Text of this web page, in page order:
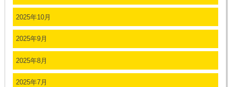
2025年10月
2025年9月
2025年8月
2025年7月